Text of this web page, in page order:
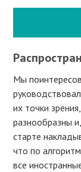
Мы
их точки
разнообразны
старте
что по
все